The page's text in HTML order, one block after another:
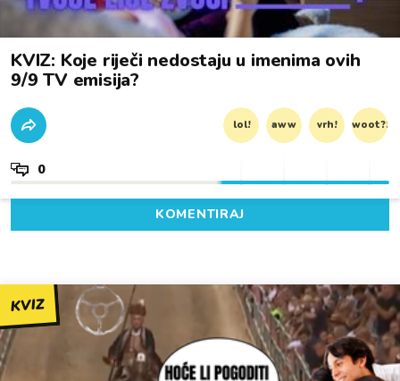
KVIZ: Koje riječi nedostaju u imenima ovih
9/9 TV emisija?
lol! aww vrh! woot?!
0
KOMENTIRAJ
KVIZ